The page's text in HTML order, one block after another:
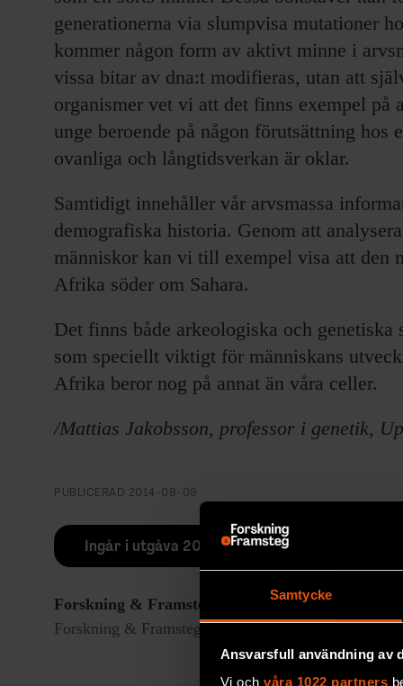
Samtycke
Ansvarsfull användning av
Vi och våra 1022 partners
generationerna via slumpvisa mutationer
kommer någon form av aktivt minne i
vissa bitar av dna:t modifieras, utan att
organismer vet vi att det finns exempel på
unge beroende på någon förutsättning hos
ovanliga och långtidsverkan är oklar.
Samtidigt innehåller vår arvsmassa
demografiska historia. Genom att
människor kan vi till exempel visa att den
Afrika söder om Sahara.
Det finns både arkeologiska och
som speciellt viktigt för människans
Afrika beror nog på annat än våra celler.
/Mattias Jakobsson, professor i genetik,
PUBLICERAD 2014-09-09
Ingår i utgåva 2014/8
Forskning & Framsteg
rapporterar om
Forskning & Framsteg har bevakat vetenskap